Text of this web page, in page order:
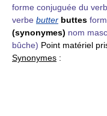
forme conjuguée du
verbe butter buttes
(synonymes) nom
bûche) Point matériel
Synonymes :